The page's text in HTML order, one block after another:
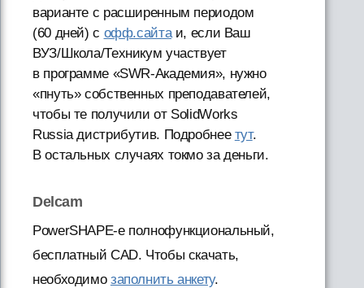
варианте с расширенным периодом
(60 дней) с офф.сайтаи, если Ваш
ВУЗ/Школа/Техникум участвует
в программе «SWR-Академия», нужно
«пнуть» собственных преподавателей,
чтобы те получили от SolidWorks
Russia дистрибутив. Подробнее тут.
В остальных случаях токмо за деньги.
Delcam
PowerSHAPE-e полнофункциональный,
бесплатный CAD. Чтобы скачать,
необходимо заполнить анкету.